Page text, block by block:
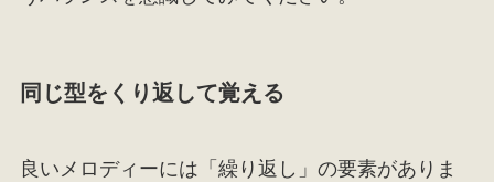
同じ型をくり返して覚える
良いメロディーには「繰り返し」の要素がありま